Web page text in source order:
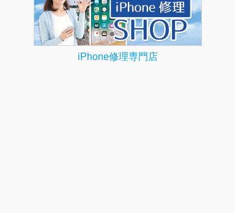
iPhone修理専門店